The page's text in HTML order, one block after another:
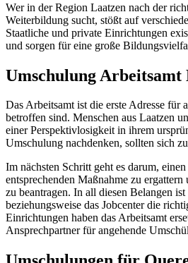
Wer in der Region Laatzen nach der
Weiterbildung sucht, stößt auf
Staatliche und private Einrichtungen
und sorgen für eine große
Umschulung Arbeitsamt
Das Arbeitsamt ist die erste Adresse für
betroffen sind. Menschen aus Laatzen
einer Perspektivlosigkeit in ihrem
Umschulung nachdenken, sollten sich
Im nächsten Schritt geht es darum,
entsprechenden Maßnahme zu
zu beantragen. In all diesen Belangen
beziehungsweise das Jobcenter die
Einrichtungen haben das Arbeitsamt
Ansprechpartner für angehende